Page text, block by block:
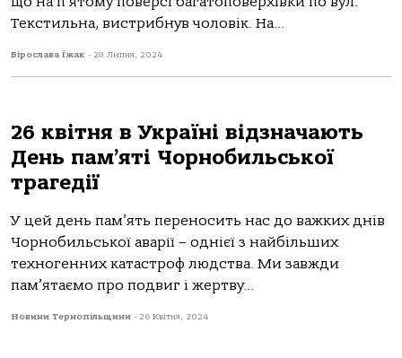
Текстильнa, вистрибнув чоловік. Нa...
Вірослава Їжак - 28 Липня, 2024
26 квітня в Україні відзначають
День пам’яті Чорнобильської
трагедії
У цей день пам’ять переносить нас до важких днів
Чорнобильської аварії – однієї з найбільших
техногенних катастроф людства. Ми завжди
пам’ятаємо про подвиг і жертву...
Новини Тернопільщини - 26 Квітня, 2024